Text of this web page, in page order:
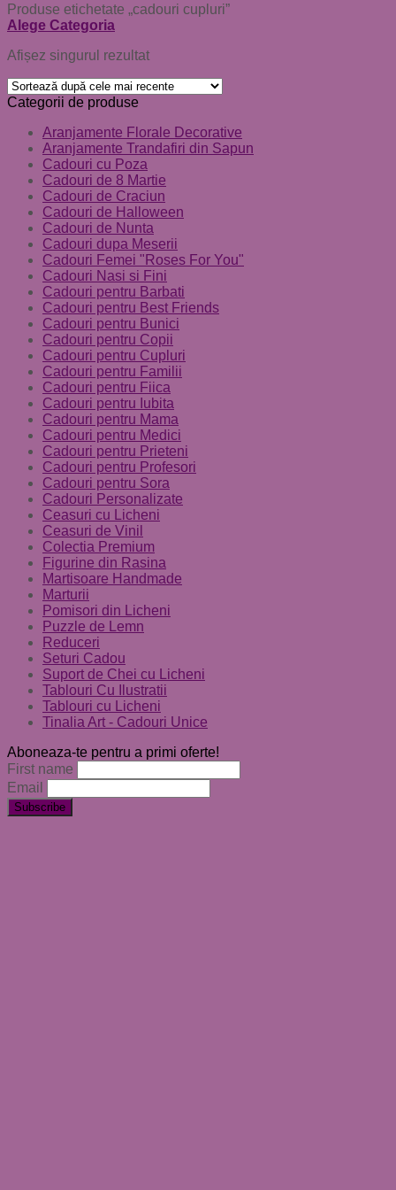
Produse etichetate „cadouri cupluri”
Alege Categoria
Afișez singurul rezultat
Categorii de produse
Aranjamente Florale Decorative
Aranjamente Trandafiri din Sapun
Cadouri cu Poza
Cadouri de 8 Martie
Cadouri de Craciun
Cadouri de Halloween
Cadouri de Nunta
Cadouri dupa Meserii
Cadouri Femei "Roses For You"
Cadouri Nasi si Fini
Cadouri pentru Barbati
Cadouri pentru Best Friends
Cadouri pentru Bunici
Cadouri pentru Copii
Cadouri pentru Cupluri
Cadouri pentru Familii
Cadouri pentru Fiica
Cadouri pentru Iubita
Cadouri pentru Mama
Cadouri pentru Medici
Cadouri pentru Prieteni
Cadouri pentru Profesori
Cadouri pentru Sora
Cadouri Personalizate
Ceasuri cu Licheni
Ceasuri de Vinil
Colectia Premium
Figurine din Rasina
Martisoare Handmade
Marturii
Pomisori din Licheni
Puzzle de Lemn
Reduceri
Seturi Cadou
Suport de Chei cu Licheni
Tablouri Cu Ilustratii
Tablouri cu Licheni
Tinalia Art - Cadouri Unice
Aboneaza-te pentru a primi oferte!
First name
Email